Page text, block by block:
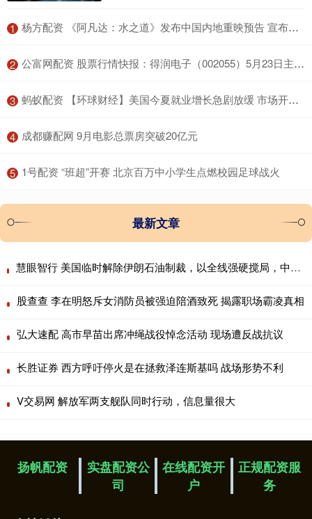
1 ​杨方配资 《阿凡达：水之道》发布中国内地重映预告 宣布将于10.3
2 ​公富网配资 股票行情快报：得润电子（002055）5月23日主力资金净卖出354.20万元
3 ​蚂蚁配资 【环球财经】美国今夏就业增长急剧放缓 市场开始定价9月降息50个基点可能性
4 ​成都赚配网 9月电影总票房突破20亿元
5 ​1号配资 “班超”开赛 北京百万中小学生点燃校园足球战火
最新文章
慧眼智行 美国临时解除伊朗石油制裁，以全线强硬搅局，中东格局彻底撕裂 60天豁免与核查重启
股查查 李在明怒斥女消防员被强迫陪酒致死 揭露职场霸凌真相
弘大速配 高市早苗出席冲绳战役悼念活动 现场遭反战抗议
长胜证券 西方呼吁停火是在拯救泽连斯基吗 战场形势不利
V交易网 解放军两支舰队同时行动，信息量很大
扬帆配资
实盘配资公
司
在线配资开
户
正规配资服
务